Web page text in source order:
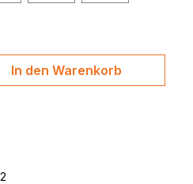
Gib den
In den Warenkorb